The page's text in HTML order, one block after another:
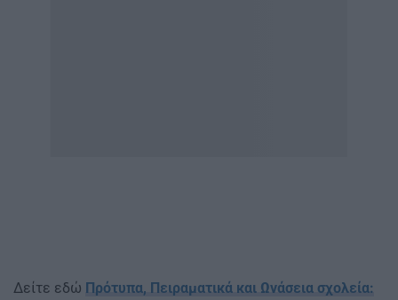
Δείτε εδώ Πρότυπα, Πειραματικά και Ωνάσεια σχολεία: